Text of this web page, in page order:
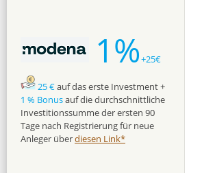
1%+25€
25 €auf das erste Investment +
1 % Bonusauf die durchschnittliche
Investitionssumme der ersten 90
Tage nach Registrierung für neue
Anleger überdiesen Link*